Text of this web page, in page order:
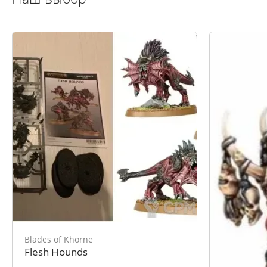
Blades of Khorne
Flesh Hounds
Blades of